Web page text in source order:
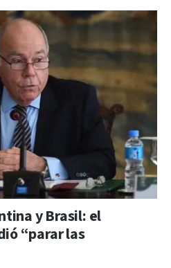
y Brasil: el
“parar las